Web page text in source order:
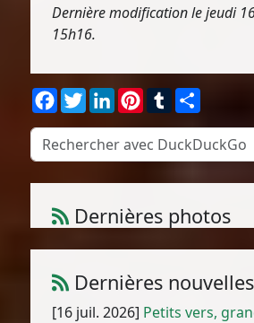
Dernière modification le jeudi
15h16.
Facebook
TwitterLinkedInPinterest
Tumblr
Dernières photos
Ceratocapnos
Dernières nouvelles
[16 juil. 2026] Petits vers,